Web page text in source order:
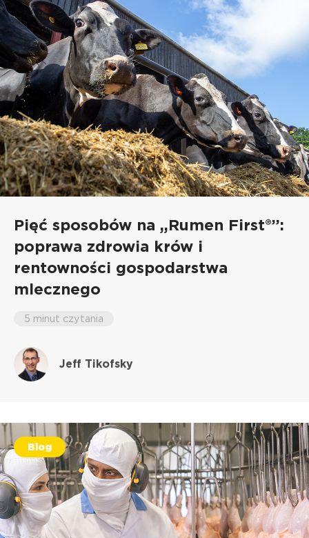
Pięć sposobów na „Rumen First®”:
poprawa zdrowia krów i
rentowności gospodarstwa
mlecznego
5 minut czytania
Jeff Tikofsky
Blog